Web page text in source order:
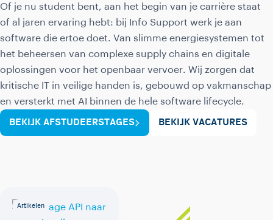
Of je nu student bent, aan het begin van je carrière staat
of al jaren ervaring hebt: bij Info Support werk je aan
software die ertoe doet. Van slimme energiesystemen tot
het beheersen van complexe supply chains en digitale
oplossingen voor het openbaar vervoer. Wij zorgen dat
kritische IT in veilige handen is, gebouwd op vakmanschap
en versterkt met AI binnen de hele software lifecycle.
BEKIJK AFSTUDEERSTAGES BEKIJK VACATURES
Artikelen